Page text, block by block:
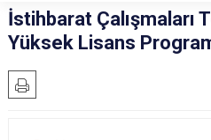
İstihbarat Çalışmaları
Yüksek Lisans